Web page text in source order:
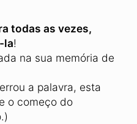
todas as vezes,
la!
na sua memória de
a palavra, esta
o começo do